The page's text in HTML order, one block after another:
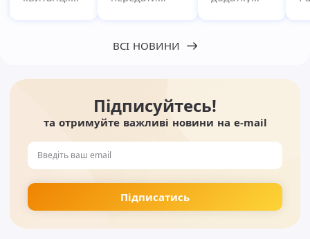
ВСІ НОВИНИ
Підписуйтесь!
та отримуйте важливі новини на e-mail